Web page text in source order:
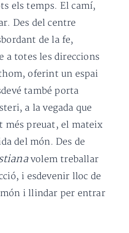
els temps. El camí,
Des del centre
de la fe,
a totes les direccions
oferint un espai
també porta
a la vegada que
més preuat, el mateix
del món. Des de
volem treballar
i esdevenir lloc de
i llindar per entrar